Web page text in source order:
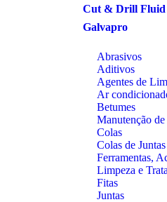
Cut & Drill Fluid
Galvapro
Abrasivos
Aditivos
Agentes de
Ar
Betumes
Manutenção
Colas
Colas de
Ferramentas,
Limpeza e
Fitas
Juntas